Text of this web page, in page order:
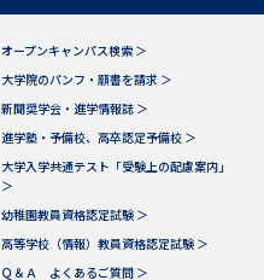
オープンキャンパス検索 ＞
大学院のパンフ・願書を請求 ＞
新聞奨学会・進学情報誌 ＞
進学塾・予備校、高卒認定予備校 ＞
大学入学共通テスト「受験上の配慮案内」
＞
幼稚園教員資格認定試験 ＞
高等学校（情報）教員資格認定試験 ＞
Ｑ＆Ａ よくあるご質問 ＞